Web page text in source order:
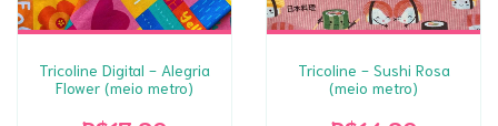
Tricoline Digital - Alegria
Flower (meio metro)
Tricoline - Sushi Rosa
(meio metro)